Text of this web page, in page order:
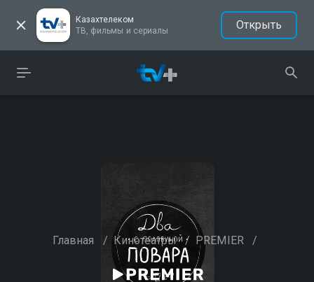
Казахтелеком
ТВ, фильмы и сериалы
Открыть
Главная / Кинотеатры / PREMIER /